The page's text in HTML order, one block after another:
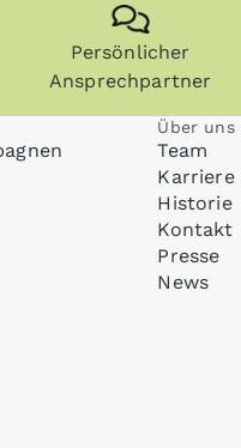
Persönlicher
Ansprechpartner
Über uns
Team
Karriere
Historie
Kontakt
Presse
News